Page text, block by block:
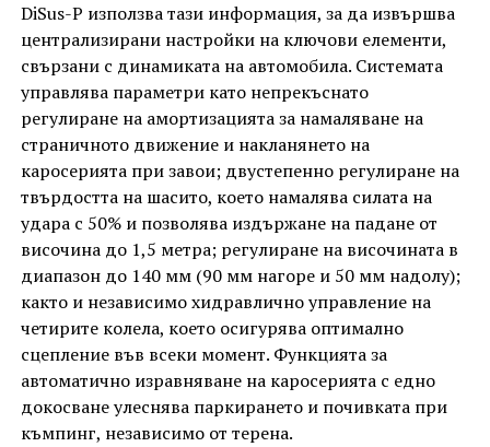
DiSus-P използва тази информация, за да извършва
централизирани настройки на ключови елементи,
свързани с динамиката на автомобила. Системата
управлява параметри като непрекъснато
регулиране на амортизацията за намаляване на
страничното движение и накланянето на
каросерията при завои; двустепенно регулиране на
твърдостта на шасито, което намалява силата на
удара с 50% и позволява издържане на падане от
височина до 1,5 метра; регулиране на височината в
диапазон до 140 мм (90 мм нагоре и 50 мм надолу);
както и независимо хидравлично управление на
четирите колела, което осигурява оптимално
сцепление във всеки момент. Функцията за
автоматично изравняване на каросерията с едно
докосване улеснява паркирането и почивката при
къмпинг, независимо от терена.